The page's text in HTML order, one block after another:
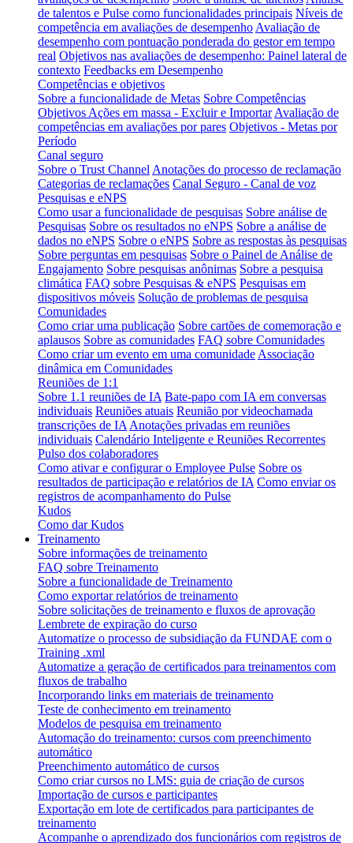
de talentos e Pulse como funcionalidades principais Níveis de
competência em avaliações de desempenho Avaliação de
desempenho com pontuação ponderada do gestor em tempo
real Objetivos nas avaliações de desempenho: Painel lateral de
contexto Feedbacks em Desempenho
Competências e objetivos
Sobre a funcionalidade de Metas Sobre Competências
Objetivos Ações em massa - Excluir e Importar Avaliação de
competências em avaliações por pares Objetivos - Metas por
Período
Canal seguro
Sobre o Trust Channel Anotações do processo de reclamação
Categorias de reclamações Canal Seguro - Canal de voz
Pesquisas e eNPS
Como usar a funcionalidade de pesquisas Sobre análise de
Pesquisas Sobre os resultados no eNPS Sobre a análise de
dados no eNPS Sobre o eNPS Sobre as respostas às pesquisas
Sobre perguntas em pesquisas Sobre o Painel de Análise de
Engajamento Sobre pesquisas anônimas Sobre a pesquisa
climática FAQ sobre Pesquisas & eNPS Pesquisas em
dispositivos móveis Solução de problemas de pesquisa
Comunidades
Como criar uma publicação Sobre cartões de comemoração e
aplausos Sobre as comunidades FAQ sobre Comunidades
Como criar um evento em uma comunidade Associação
dinâmica em Comunidades
Reuniões de 1:1
Sobre 1.1 reuniões de IA Bate-papo com IA em conversas
individuais Reuniões atuais Reunião por videochamada
transcrições de IA Anotações privadas em reuniões
individuais Calendário Inteligente e Reuniões Recorrentes
Pulso dos colaboradores
Como ativar e configurar o Employee Pulse Sobre os
resultados de participação e relatórios de IA Como enviar os
registros de acompanhamento do Pulse
Kudos
Como dar Kudos
Treinamento
Sobre informações de treinamento
FAQ sobre Treinamento
Sobre a funcionalidade de Treinamento
Como exportar relatórios de treinamento
Sobre solicitações de treinamento e fluxos de aprovação
Lembrete de expiração do curso
Automatize o processo de subsidiação da FUNDAE com o
Training .xml
Automatize a geração de certificados para treinamentos com
fluxos de trabalho
Incorporando links em materiais de treinamento
Teste de conhecimento em treinamento
Modelos de pesquisa em treinamento
Automação do treinamento: cursos com preenchimento
automático
Preenchimento automático de cursos
Como criar cursos no LMS: guia de criação de cursos
Importação de cursos e participantes
Exportação em lote de certificados para participantes de
treinamento
Acompanhe o aprendizado dos funcionários com registros de